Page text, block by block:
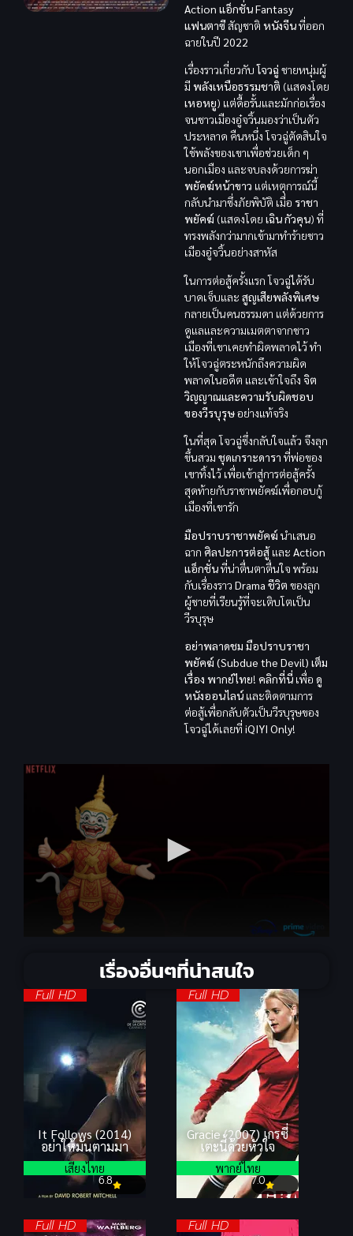
Action แอ็กชั่น Fantasy
แฟนตาซีสัญชาติ หนังจีนที่ออก
ฉายในปี 2022
เรื่องราวเกี่ยวกับโจวฉู่ชายหนุ่มผู้
มี พลังเหนือธรรมชาติ (แสดงโดย
เหอหยู) แต่ดื้อรั้นและมักก่อเรื่อง
จนชาวเมืองอู๋จวิ้นมองว่าเป็นตัว
ประหลาด คืนหนึ่ง โจวฉู่ตัดสินใจ
ใช้พลังของเขาเพื่อช่วยเด็ก ๆ
นอกเมือง และจบลงด้วยการฆ่า
พยัคฆ์หน้าขาว แต่เหตุการณ์นี้
กลับนำมาซึ่งภัยพิบัติ เมื่อ ราชา
พยัคฆ์ (แสดงโดย เฉิน กัวคุน) ที่
ทรงพลังกว่ามากเข้ามาทำร้ายชาว
เมืองอู๋จวิ้นอย่างสาหัส
ในการต่อสู้ครั้งแรก โจวฉู่ได้รับ
บาดเจ็บและ สูญเสียพลังพิเศษ
กลายเป็นคนธรรมดา แต่ด้วยการ
ดูแลและความเมตตาจากชาว
เมืองที่เขาเคยทำผิดพลาดไว้ ทำ
ให้โจวฉู่ตระหนักถึงความผิด
พลาดในอดีต และเข้าใจถึง จิต
วิญญาณและความรับผิดชอบ
ของวีรบุรุษอย่างแท้จริง
ในที่สุด โจวฉู่ซึ่งกลับใจแล้ว จึงลุก
ขึ้นสวม ชุดเกราะดารา ที่พ่อของ
เขาทิ้งไว้ เพื่อเข้าสู่การต่อสู้ครั้ง
สุดท้ายกับราชาพยัคฆ์เพื่อกอบกู้
เมืองที่เขารัก
มือปราบราชาพยัคฆ์ นำเสนอ
ฉาก ศิลปะการต่อสู้และ Action
แอ็กชั่นที่น่าตื่นตาตื่นใจ พร้อม
กับเรื่องราว Drama ชีวิต ของลูก
ผู้ชายที่เรียนรู้ที่จะเติบโตเป็น
วีรบุรุษ
อย่าพลาดชม มือปราบราชา
พยัคฆ์ (Subdue the Devil) เต็ม
เรื่อง พากย์ไทย! คลิกที่นี่ เพื่อ ดู
หนังออนไลน์ และติดตามการ
ต่อสู้เพื่อกลับตัวเป็นวีรบุรุษของ
โจวฉู่ได้เลยที่ iQIYI Only!
เรื่องอื่นๆที่น่าสนใจ
Full HD
It Follows (2014)
อย่าให้มันตามมา
6.8
เสียงไทย
Full HD
Gracie (2007) เกรซี่
เตะนี้ด้วยหัวใจ
7.0
พากย์ไทย
Full HD Full HD